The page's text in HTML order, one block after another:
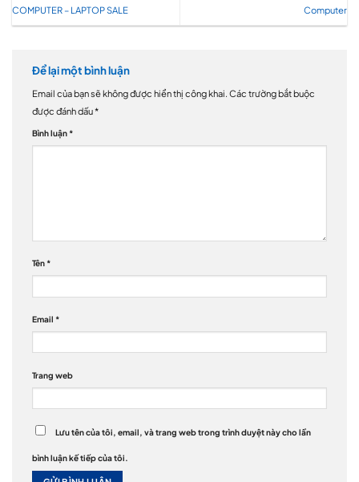
COMPUTER – LAPTOP SALE
Computer
Để lại một bình luận
Email của bạn sẽ không được hiển thị công khai. Các trường bắt buộc
được đánh dấu*
Bình luận *
Tên *
Email *
Trang web
Lưu tên của tôi, email, và trang web trong trình duyệt này cho lần
bình luận kế tiếp của tôi.